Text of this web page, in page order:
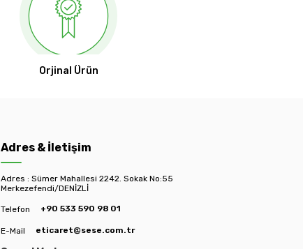
Orjinal Ürün
Adres & İletişim
Adres : Sümer Mahallesi 2242. Sokak No:55
Merkezefendi/DENİZLİ
Telefon +90 533 590 98 01
E-Mail eticaret@sese.com.tr